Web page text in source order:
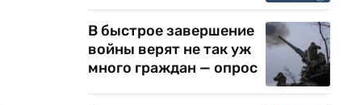
В быстрое завершение
войны верят не так уж
много граждан — опрос